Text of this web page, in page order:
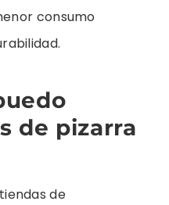
consumo
de pizarra
de